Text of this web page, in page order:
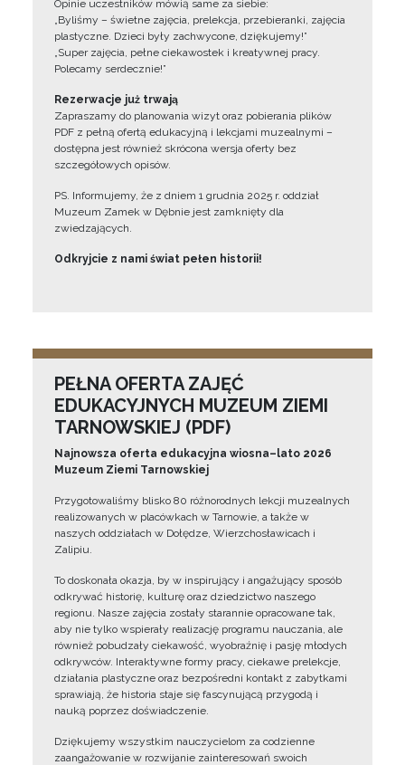
Opinie uczestników mówią same za siebie:
„Byliśmy – świetne zajęcia, prelekcja, przebieranki, zajęcia
plastyczne. Dzieci były zachwycone, dziękujemy!”
„Super zajęcia, pełne ciekawostek i kreatywnej pracy.
Polecamy serdecznie!”
Rezerwacje już trwają
Zapraszamy do planowania wizyt oraz pobierania plików
PDF z pełną ofertą edukacyjną i lekcjami muzealnymi –
dostępna jest również skrócona wersja oferty bez
szczegółowych opisów.
PS. Informujemy, że z dniem 1 grudnia 2025 r. oddział
Muzeum Zamek w Dębnie jest zamknięty dla
zwiedzających.
Odkryjcie z nami świat pełen historii!
PEŁNA OFERTA ZAJĘĆ
EDUKACYJNYCH MUZEUM ZIEMI
TARNOWSKIEJ (PDF)
Najnowsza oferta edukacyjna wiosna–lato 2026
Muzeum Ziemi Tarnowskiej
Przygotowaliśmy blisko 80 różnorodnych lekcji muzealnych
realizowanych w placówkach w Tarnowie, a także w
naszych oddziałach w Dołędze, Wierzchosławicach i
Zalipiu.
To doskonała okazja, by w inspirujący i angażujący sposób
odkrywać historię, kulturę oraz dziedzictwo naszego
regionu. Nasze zajęcia zostały starannie opracowane tak,
aby nie tylko wspierały realizację programu nauczania, ale
również pobudzały ciekawość, wyobraźnię i pasję młodych
odkrywców. Interaktywne formy pracy, ciekawe prelekcje,
działania plastyczne oraz bezpośredni kontakt z zabytkami
sprawiają, że historia staje się fascynującą przygodą i
nauką poprzez doświadczenie.
Dziękujemy wszystkim nauczycielom za codzienne
zaangażowanie w rozwijanie zainteresowań swoich